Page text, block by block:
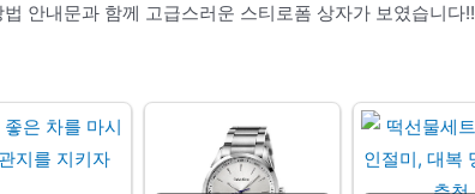
안내문과 함께 고급스러운 스티로폼 상자가 보였습니다!!